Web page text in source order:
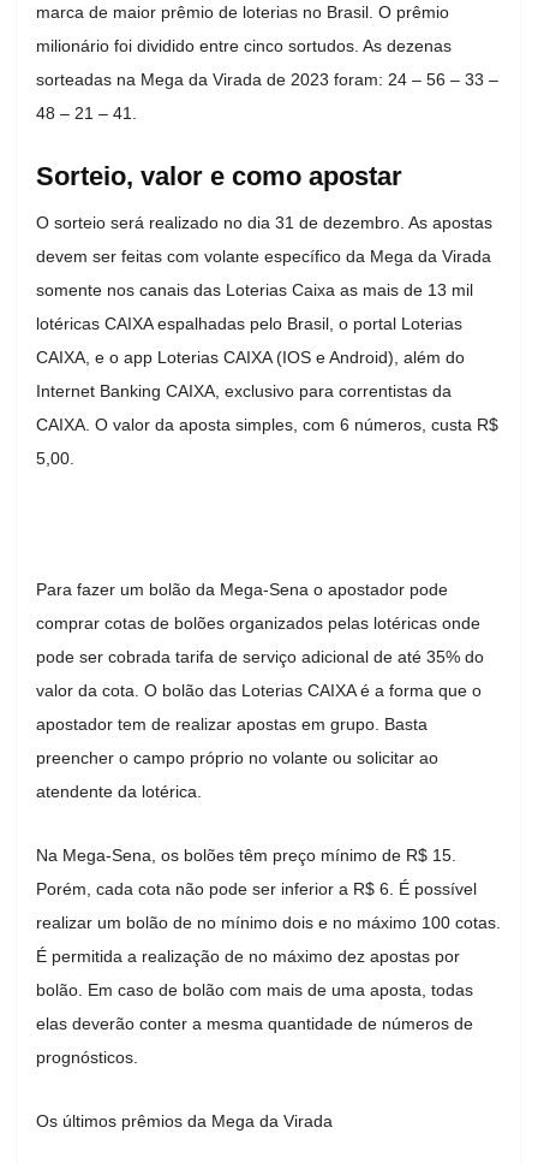
marca de maior prêmio de loterias no Brasil. O prêmio
milionário foi dividido entre cinco sortudos. As dezenas
sorteadas na Mega da Virada de 2023 foram: 24 – 56 – 33 –
48 – 21 – 41.
Sorteio, valor e como apostar
O sorteio será realizado no dia 31 de dezembro. As apostas
devem ser feitas com volante específico da Mega da Virada
somente nos canais das Loterias Caixa as mais de 13 mil
lotéricas CAIXA espalhadas pelo Brasil, o portal Loterias
CAIXA, e o app Loterias CAIXA (IOS e Android), além do
Internet Banking CAIXA, exclusivo para correntistas da
CAIXA. O valor da aposta simples, com 6 números, custa R$
5,00.
Para fazer um bolão da Mega-Sena o apostador pode
comprar cotas de bolões organizados pelas lotéricas onde
pode ser cobrada tarifa de serviço adicional de até 35% do
valor da cota. O bolão das Loterias CAIXA é a forma que o
apostador tem de realizar apostas em grupo. Basta
preencher o campo próprio no volante ou solicitar ao
atendente da lotérica.
Na Mega-Sena, os bolões têm preço mínimo de R$ 15.
Porém, cada cota não pode ser inferior a R$ 6. É possível
realizar um bolão de no mínimo dois e no máximo 100 cotas.
É permitida a realização de no máximo dez apostas por
bolão. Em caso de bolão com mais de uma aposta, todas
elas deverão conter a mesma quantidade de números de
prognósticos.
Os últimos prêmios da Mega da Virada